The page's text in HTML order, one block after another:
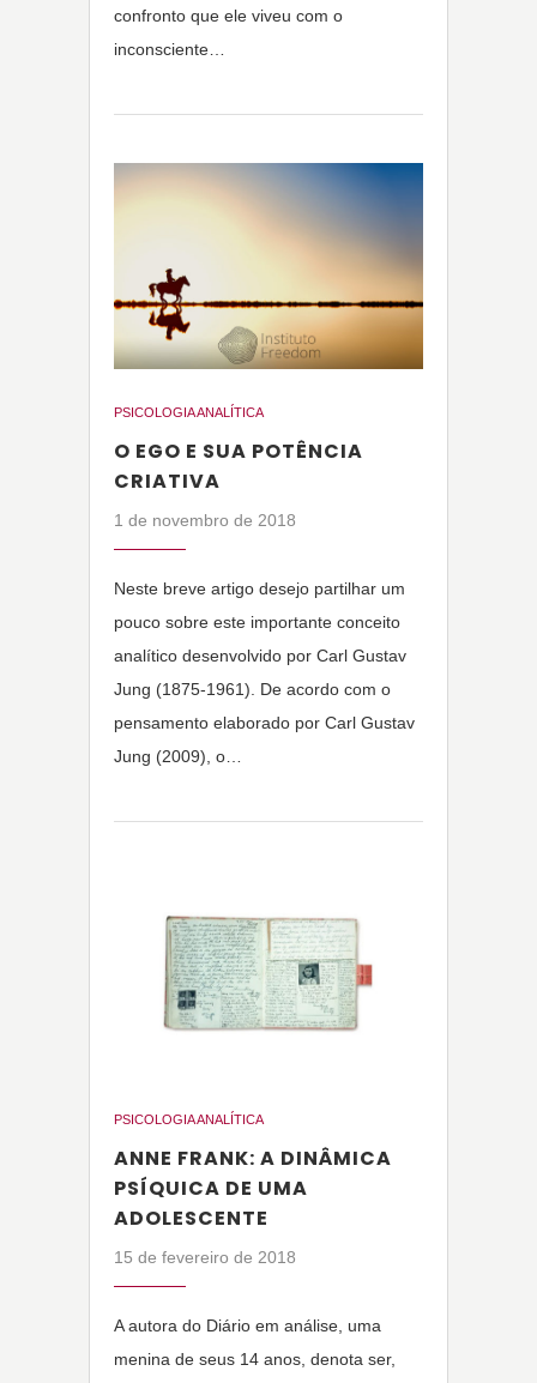
confronto que ele viveu com o
inconsciente…
PSICOLOGIA ANALÍTICA
O EGO E SUA POTÊNCIA
CRIATIVA
1 de novembro de 2018
Neste breve artigo desejo partilhar um
pouco sobre este importante conceito
analítico desenvolvido por Carl Gustav
Jung (1875-1961). De acordo com o
pensamento elaborado por Carl Gustav
Jung (2009), o…
PSICOLOGIA ANALÍTICA
ANNE FRANK: A DINÂMICA
PSÍQUICA DE UMA
ADOLESCENTE
15 de fevereiro de 2018
A autora do Diário em análise, uma
menina de seus 14 anos, denota ser,